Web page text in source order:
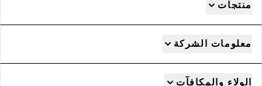
منتجات
معلومات الشركة
الولاء والمكافآت